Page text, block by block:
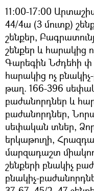
11:00-17:00
44/4ա (3 մուտք)
շենքեր,
շենքեր և հարակից
Գարեգին Նժդեհի
հարակից ոչ
թաղ. 166-396
բաժանորդներ և
բաժանորդներ,
սեփական տներ,
երկաթուղի,
մարզադաշտ
շենքերի բնակիչ
բնակիչ-